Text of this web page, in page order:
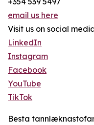
email us here
Visit us on social
LinkedIn
Instagram
Facebook
YouTube
TikTok
Besta